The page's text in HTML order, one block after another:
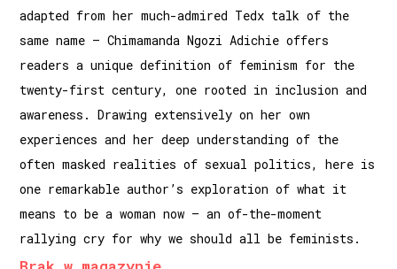
adapted from her much-admired Tedx talk of the
same name – Chimamanda Ngozi Adichie offers
readers a unique definition of feminism for the
twenty-first century, one rooted in inclusion and
awareness. Drawing extensively on her own
experiences and her deep understanding of the
often masked realities of sexual politics, here is
one remarkable author’s exploration of what it
means to be a woman now – an of-the-moment
rallying cry for why we should all be feminists.